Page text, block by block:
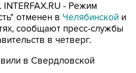
INTERFAX.RU - Режим
отменен в Челябинской и
сообщают пресс-службы
в четверг.
в Свердловской